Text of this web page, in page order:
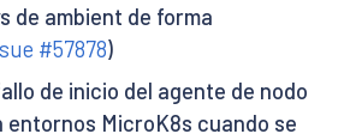
de ambient de forma
#57878)
de inicio del agente de nodo
entornos MicroK8s cuando se